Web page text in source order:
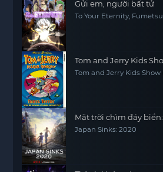
Gửi em, người bất tử
To Your Eternity,
Tom and Jerry Kids
Tom and Jerry Kids Show
Mặt trời chìm đáy
Japan Sinks: 2020